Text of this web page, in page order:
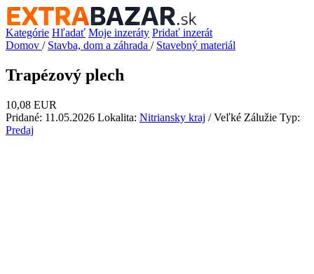
Kategórie Hľadať Moje inzeráty Pridať inzerát
Domov / Stavba, dom a záhrada / Stavebný materiál
Trapézový plech
10,08 EUR
Pridané: 11.05.2026 Lokalita: Nitriansky kraj / Veľké Zálužie Typ:
Predaj